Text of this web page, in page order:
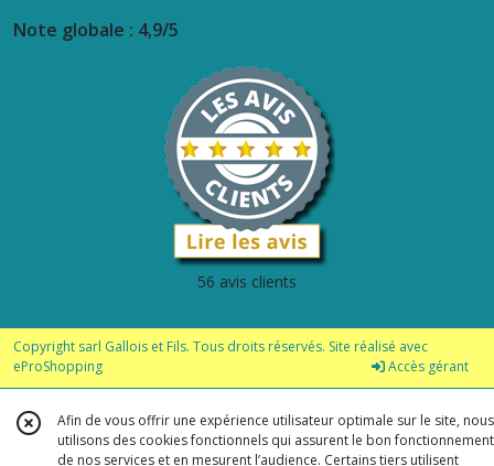
Note globale : 4,9/5
56 avis clients
Copyright sarl Gallois et Fils. Tous droits réservés. Site réalisé avec
eProShopping
Accès gérant
Afin de vous offrir une expérience utilisateur optimale sur le site, nous
utilisons des cookies fonctionnels qui assurent le bon fonctionnement
de nos services et en mesurent l’audience. Certains tiers utilisent